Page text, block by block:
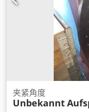
夹紧角度
Unbekannt